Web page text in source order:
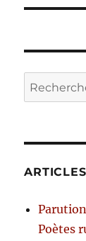
Recherche
pour :
Poètes